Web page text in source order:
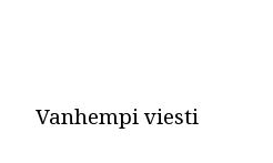
Vanhempi viesti